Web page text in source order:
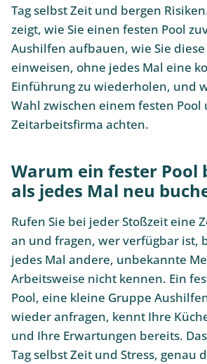
Tag selbst Zeit und bergen
zeigt, wie Sie einen festen Pool
Aushilfen aufbauen, wie Sie
einweisen, ohne jedes Mal eine
Einführung zu wiederholen, und
Wahl zwischen einem festen
Zeitarbeitsfirma achten.
Warum ein fester Pool
als jedes Mal neu
Rufen Sie bei jeder Stoßzeit eine
an und fragen, wer verfügbar ist,
jedes Mal andere, unbekannte
Arbeitsweise nicht kennen. Ein
Pool, eine kleine Gruppe
wieder anfragen, kennt Ihre
und Ihre Erwartungen bereits.
Tag selbst Zeit und Stress, genau